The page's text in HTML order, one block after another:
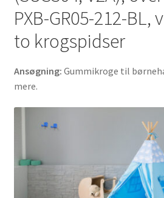
meget
af
/
LAMP®
(Japan)
PXB-GR05-212-BL,
to krogspidser
Ansøgning: Gummikroge til
mere.